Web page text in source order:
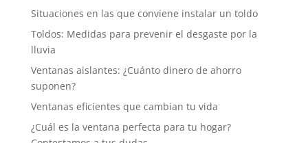
Situaciones en las que conviene instalar un toldo
Toldos: Medidas para prevenir el desgaste por la
lluvia
Ventanas aislantes: ¿Cuánto dinero de ahorro
suponen?
Ventanas eficientes que cambian tu vida
¿Cuál es la ventana perfecta para tu hogar?